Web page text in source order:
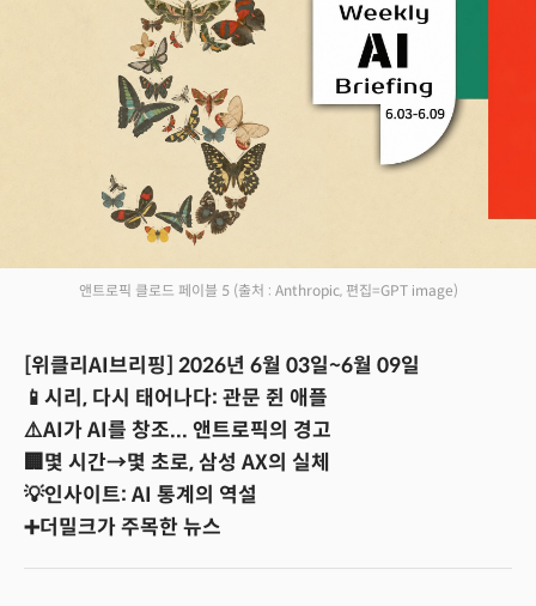
앤트로픽 클로드 페이블 5 (출처 : Anthropic, 편집=GPT image)
[위클리AI브리핑] 2026년 6월 03일~6월 09일
📱시리, 다시 태어나다: 관문 쥔 애플
⚠️AI가 AI를 창조... 앤트로픽의 경고
🏢몇 시간→몇 초로, 삼성 AX의 실체
💡인사이트: AI 통계의 역설
➕더밀크가 주목한 뉴스